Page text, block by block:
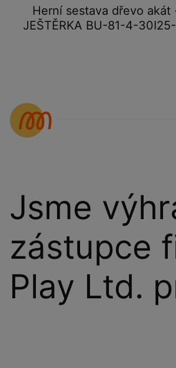
Herní sestava dřevo akát
JEŠTĚRKA BU-81-4-
Jsme
zástupce
Play Ltd.